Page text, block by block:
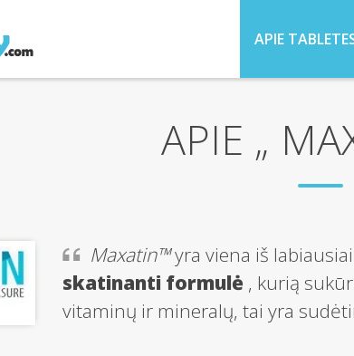
APIE
APIE „
Maxatin™yra viena iš
skatinanti formulė , kurią
vitaminų ir mineralų, tai yra